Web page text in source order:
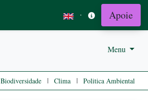
· Apoie
Menu
Biodiversidade | Clima | Politica Ambiental